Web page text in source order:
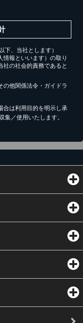
下、当社とします）
報といいます）の取り
の社会的責務であると
の他関係法令・ガイドラ
合は利用目的を明示し承
集／使用いたします。